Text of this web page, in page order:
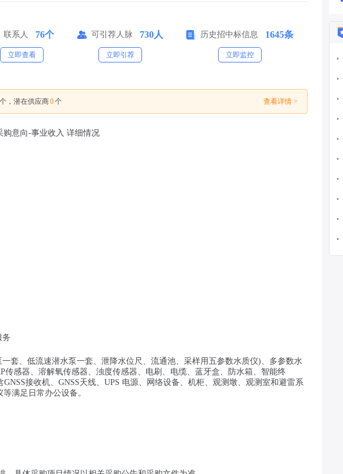
联系人 76个
立即查看
可引荐人脉 730人
立即引荐
历史招中标信息 1645条
立即监控
个，潜在供应商0个 查看详情 >
购意向-事业收入 详细情况
务
套、低流速潜水泵一套、泄降水位尺、流通池、采样用五参数水质仪)、多参数水
传感器、溶解氧传感器、浊度传感器、电刷、电缆、蓝牙盒、防水箱、智能终
接收机、GNSS天线、UPS 电源、网络设备、机柜、观测墩、观测室和避雷系
满足日常办公设备。
•
•
•
•
•
•
•
•
•
•